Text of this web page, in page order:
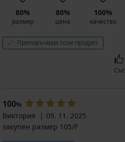
80%
размер
80%
цена
100%
качество
Препоръчвам този продукт
100%
Виктория
09. 11. 2025
закупен размер 105/F